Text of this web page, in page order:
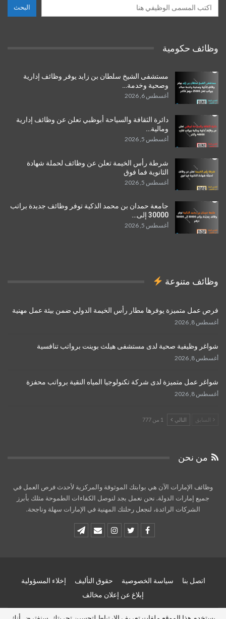
البحث
وظائف حكومية
مستشفى الشيخ سلطان بن زايد يوفر وظائف إدارية
وصحية وخدمة…
أغسطس 6, 2026
دائرة الثقافة والسياحة أبوظبي تعلن عن وظائف إدارية
ومالية…
أغسطس 5, 2026
شرطة رأس الخيمة تعلن عن وظائف لحملة شهادة
الثانوية فما فوق
أغسطس 5, 2026
جامعة حمدان بن محمد الذكية توفر وظائف جديدة براتب
30000 إلى…
أغسطس 5, 2026
وظائف متنوعة
فرص عمل متميزة يوفرها مطار رأس الخيمة الدولي ضمن بيئة عمل مهنية
أغسطس 8, 2026
شواغر وظيفية صحية لدى مستشفى هيلث بوينت برواتب تنافسية
أغسطس 8, 2026
شواغر عمل متميزة لدى شركة تكنولوجيا المياه النقية برواتب محفزة
أغسطس 8, 2026
السابق التالي 1 من 777
من نحن
وظائف الإمارات الآن هي بوابتك الموثوقة والمركزية لأحدث فرص العمل في
جميع إمارات الدولة. نحن نعمل بجد لنوصل الكفاءات الطموحة مثلك بأبرز
الشركات الرائدة، لنجعل رحلتك المهنية في الإمارات سهلة وناجحة.
اتصل بنا سياسة الخصوصية حقوق التأليف
إخلاء المسؤولية
إبلاغ عن إعلان مخالف